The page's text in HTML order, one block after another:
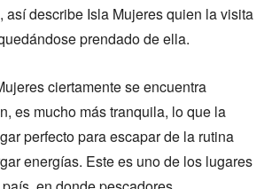
así describe Isla Mujeres quien la visita
prendado de ella.
ciertamente se encuentra
es mucho más tranquila, lo que la
perfecto para escapar de la rutina
energías. Este es uno de los lugares